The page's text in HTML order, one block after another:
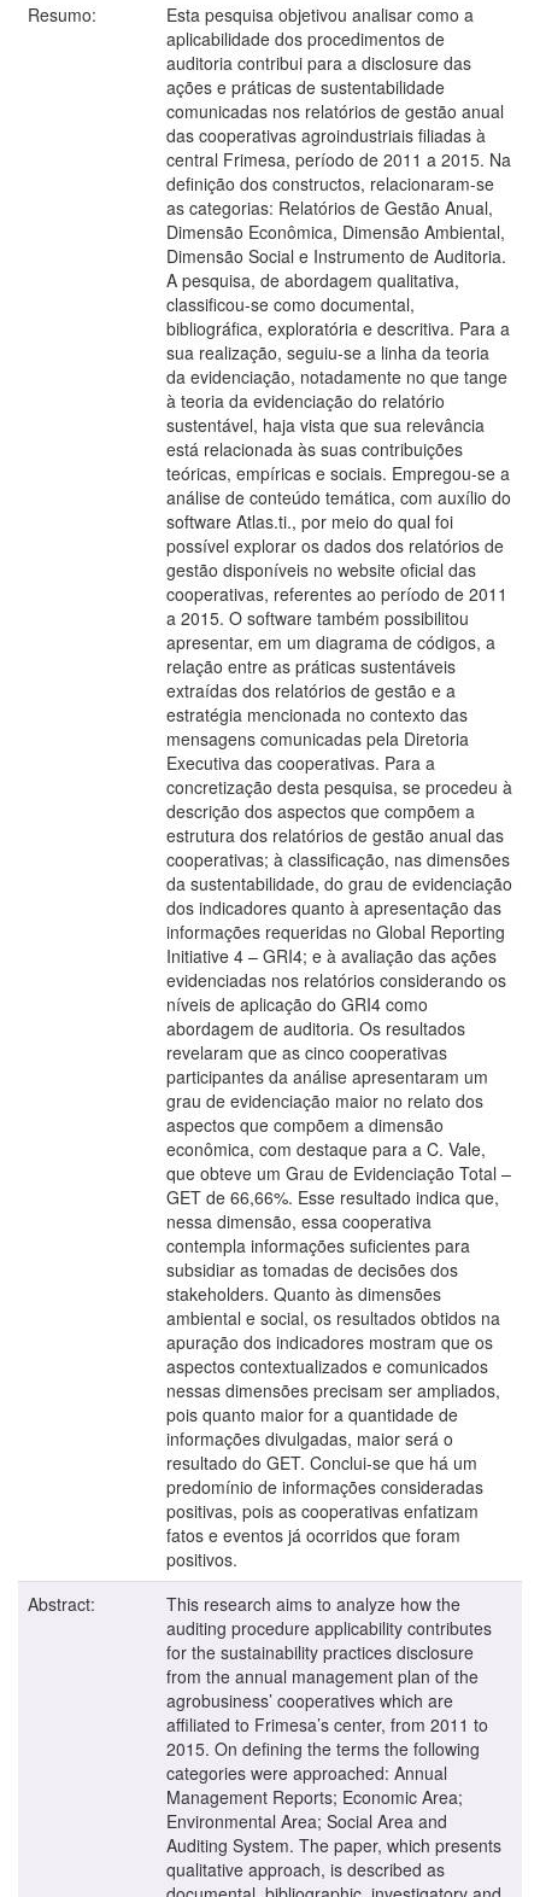
Resumo:
Esta pesquisa objetivou analisar como a
aplicabilidade dos procedimentos de
auditoria contribui para a disclosure das
ações e práticas de sustentabilidade
comunicadas nos relatórios de gestão anual
das cooperativas agroindustriais filiadas à
central Frimesa, período de 2011 a 2015. Na
definição dos constructos, relacionaram-se
as categorias: Relatórios de Gestão Anual,
Dimensão Econômica, Dimensão Ambiental,
Dimensão Social e Instrumento de Auditoria.
A pesquisa, de abordagem qualitativa,
classificou-se como documental,
bibliográfica, exploratória e descritiva. Para a
sua realização, seguiu-se a linha da teoria
da evidenciação, notadamente no que tange
à teoria da evidenciação do relatório
sustentável, haja vista que sua relevância
está relacionada às suas contribuições
teóricas, empíricas e sociais. Empregou-se a
análise de conteúdo temática, com auxílio do
software Atlas.ti., por meio do qual foi
possível explorar os dados dos relatórios de
gestão disponíveis no website oficial das
cooperativas, referentes ao período de 2011
a 2015. O software também possibilitou
apresentar, em um diagrama de códigos, a
relação entre as práticas sustentáveis
extraídas dos relatórios de gestão e a
estratégia mencionada no contexto das
mensagens comunicadas pela Diretoria
Executiva das cooperativas. Para a
concretização desta pesquisa, se procedeu à
descrição dos aspectos que compõem a
estrutura dos relatórios de gestão anual das
cooperativas; à classificação, nas dimensões
da sustentabilidade, do grau de evidenciação
dos indicadores quanto à apresentação das
informações requeridas no Global Reporting
Initiative 4 – GRI4; e à avaliação das ações
evidenciadas nos relatórios considerando os
níveis de aplicação do GRI4 como
abordagem de auditoria. Os resultados
revelaram que as cinco cooperativas
participantes da análise apresentaram um
grau de evidenciação maior no relato dos
aspectos que compõem a dimensão
econômica, com destaque para a C. Vale,
que obteve um Grau de Evidenciação Total –
GET de 66,66%. Esse resultado indica que,
nessa dimensão, essa cooperativa
contempla informações suficientes para
subsidiar as tomadas de decisões dos
stakeholders. Quanto às dimensões
ambiental e social, os resultados obtidos na
apuração dos indicadores mostram que os
aspectos contextualizados e comunicados
nessas dimensões precisam ser ampliados,
pois quanto maior for a quantidade de
informações divulgadas, maior será o
resultado do GET. Conclui-se que há um
predomínio de informações consideradas
positivas, pois as cooperativas enfatizam
fatos e eventos já ocorridos que foram
positivos.
Abstract:
This research aims to analyze how the
auditing procedure applicability contributes
for the sustainability practices disclosure
from the annual management plan of the
agrobusiness’ cooperatives which are
affiliated to Frimesa’s center, from 2011 to
2015. On defining the terms the following
categories were approached: Annual
Management Reports; Economic Area;
Environmental Area; Social Area and
Auditing System. The paper, which presents
qualitative approach, is described as